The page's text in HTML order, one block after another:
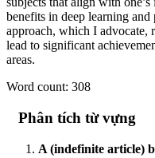
benefits in deep learning
approach, which I advocate,
lead to significant
areas.
Word count: 308
Phân tích từ vựng
A (indefinite article)